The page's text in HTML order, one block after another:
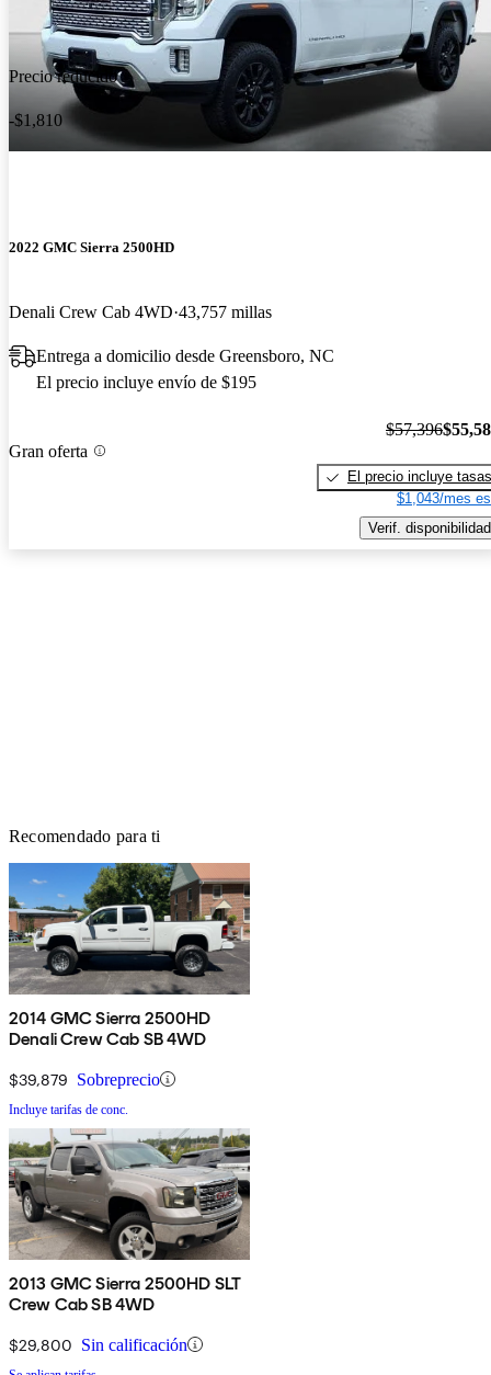
Precio reducido
-$1,810
2022 GMC Sierra 2500HD
Denali Crew Cab 4WD 43,757 millas
Entrega a domicilio desde Greensboro, NC
El precio incluye envío de $195
Gran oferta
$57,396
El precio incluye tasas
$1,043/mes
Verif. disponibilidad
Recomendado para ti
2014 GMC Sierra 2500HD
Denali Crew Cab SB 4WD
$39,879 Sobreprecio
Incluye tarifas de conc.
2013 GMC Sierra 2500HD SLT
Crew Cab SB 4WD
$29,800 Sin calificación